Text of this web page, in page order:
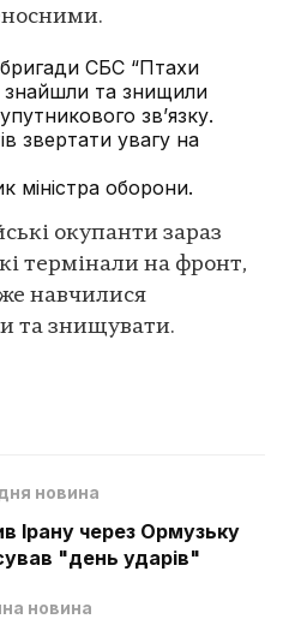
бригади СБС “Птахи
та знищили
зв’язку.
звертати увагу на
міністра оборони.
окупанти зараз
термінали на фронт,
навчилися
та знищувати.
новина
Ірану через Ормузьку
"день ударів"
новина